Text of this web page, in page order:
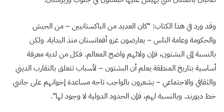
وقد ورد في هذا الكتاب: “كان العديد من الباكستانيين – من الجيش
والحكومة وعامة الناس – يعارضون غزو أفغانستان منذ البداية. ولكن
بالنسبة إلى البشتون، فإن ولائهم واضح المعالم. فكل من لديه معرفة
أساسية بتاريخ المنطقة يعلم أن البشتون – لأسباب تتعلق بالتقارب الديني
والثقافي والاجتماعي – يشعرون بالواجب تاحه مساعدة إخوانهم على جانبي
خط ديورند. وبالنسبة لهم، فإن الحدود الدولية لا وجود لها”.